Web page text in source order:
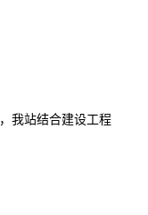
我站结合建设工程